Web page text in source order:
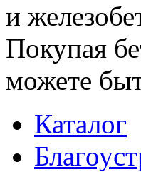
и
Покупая
можете
Каталог